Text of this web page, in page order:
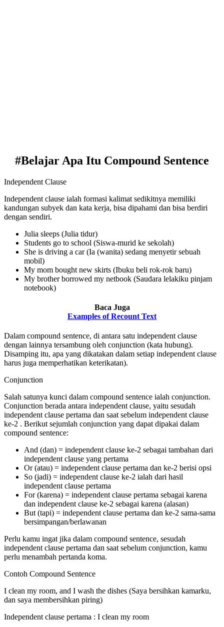
#Belajar Apa Itu Compound Sentence
Independent Clause
Independent clause ialah formasi kalimat sedikitnya memiliki
kandungan subyek dan kata kerja, bisa dipahami dan bisa berdiri
dengan sendiri.
Julia sleeps (Julia tidur)
Students go to school (Siswa-murid ke sekolah)
She is driving a car (Ia (wanita) sedang menyetir sebuah
mobil)
My mom bought new skirts (Ibuku beli rok-rok baru)
My brother borrowed my netbook (Saudara lelakiku pinjam
notebook)
Baca Juga
Examples of Recount Text
Dalam compound sentence, di antara satu independent clause
dengan lainnya tersambung oleh conjunction (kata hubung).
Disamping itu, apa yang dikatakan dalam setiap independent clause
harus juga memperhatikan keterikatan).
Conjunction
Salah satunya kunci dalam compound sentence ialah conjunction.
Conjunction berada antara independent clause, yaitu sesudah
independent clause pertama dan saat sebelum independent clause
ke-2 . Berikut sejumlah conjunction yang dapat dipakai dalam
compound sentence:
And (dan) = independent clause ke-2 sebagai tambahan dari
independent clause yang pertama
Or (atau) = independent clause pertama dan ke-2 berisi opsi
So (jadi) = independent clause ke-2 ialah dari hasil
independent clause pertama
For (karena) = independent clause pertama sebagai karena
dan independent clause ke-2 sebagai karena (alasan)
But (tapi) = independent clause pertama dan ke-2 sama-sama
bersimpangan/berlawanan
Perlu kamu ingat jika dalam compound sentence, sesudah
independent clause pertama dan saat sebelum conjunction, kamu
perlu menambah pertanda koma.
Contoh Compound Sentence
I clean my room, and I wash the dishes (Saya bersihkan kamarku,
dan saya membersihkan piring)
Independent clause pertama : I clean my room